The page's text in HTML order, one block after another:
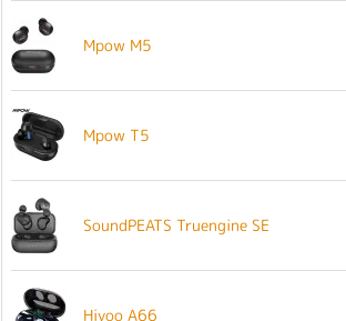
Mpow M5
Mpow T5
SoundPEATS Truengine SE
Hiyoo A66